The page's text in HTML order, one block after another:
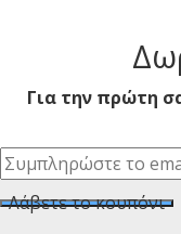
Για την πρώτη
Λάβετε το κουπόνι